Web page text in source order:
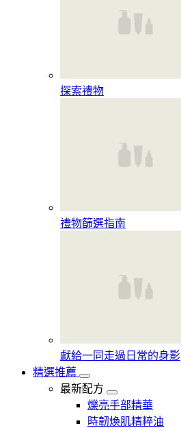
探索禮物
禮物篩選指南
獻給一同走過日常的身影
精選推薦
最新配方
爍亮手部精華
時韌煥肌精粹油